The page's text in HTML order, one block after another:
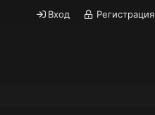
Вход Регистрация